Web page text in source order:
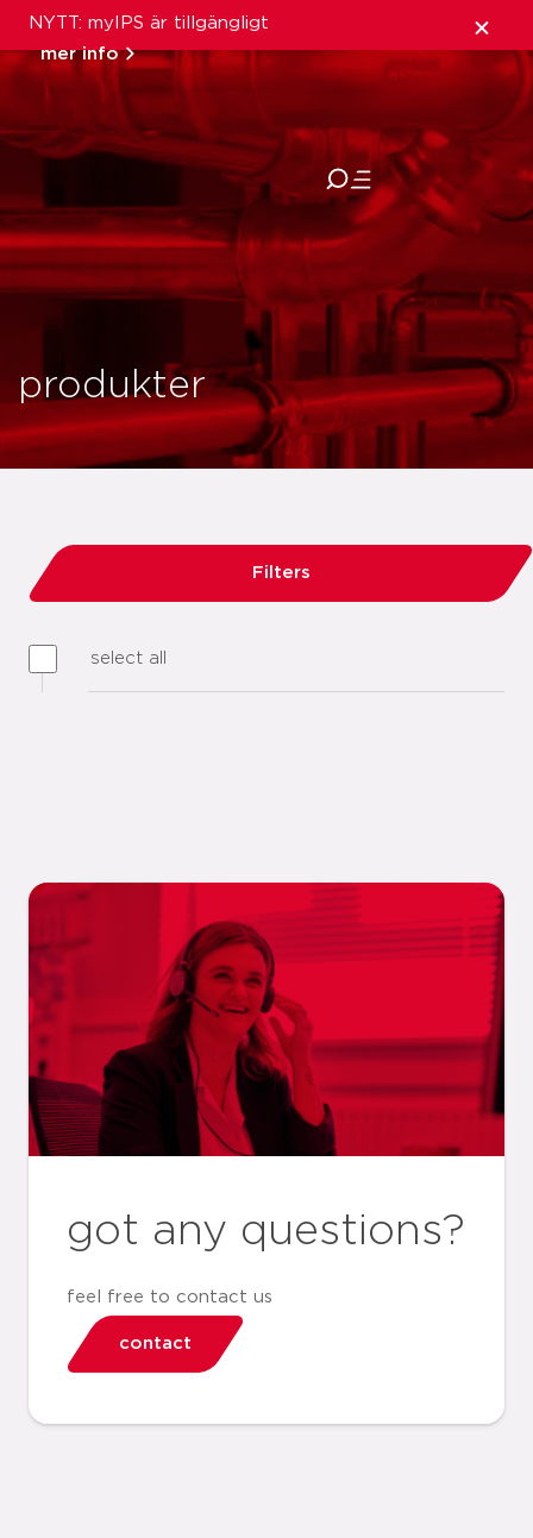
NYTT: myIPS är tillgängligt
mer info
stäng
produkter
Filters
select all
got any questions?
feel free to contact us
contact